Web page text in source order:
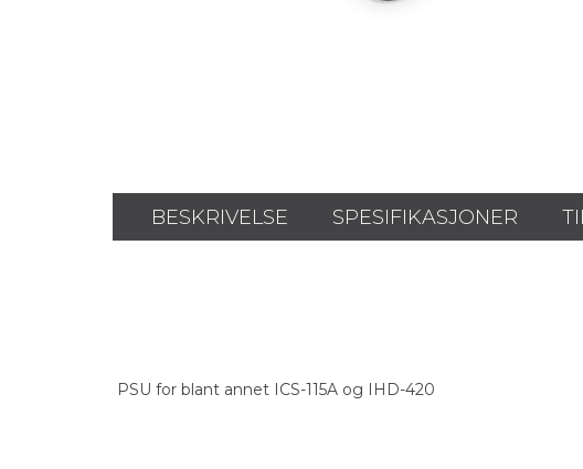
BESKRIVELSE SPESIFIKASJONER
PSU for blant annet ICS-115A og IHD-420